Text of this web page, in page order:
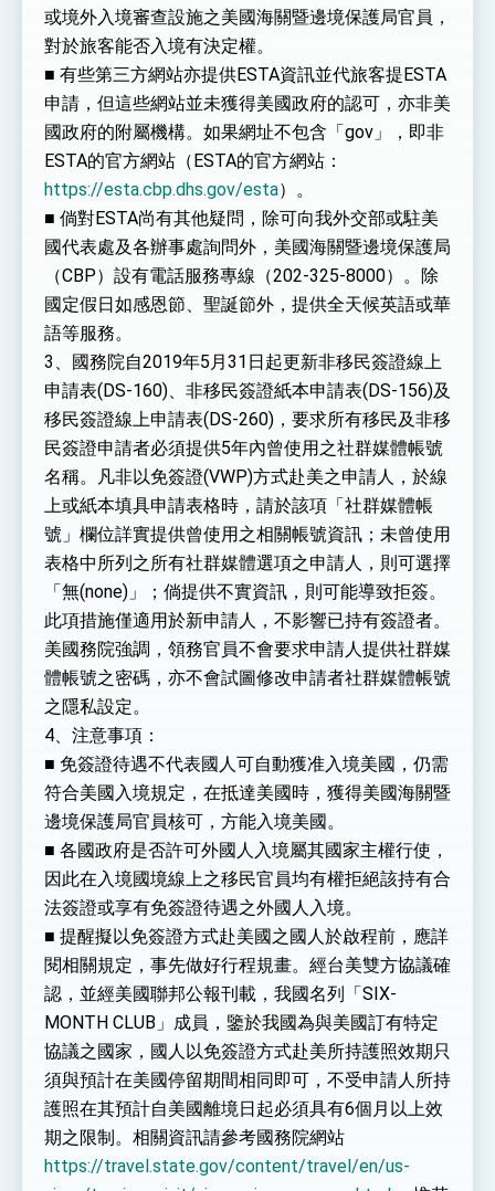
或境外入境審查設施之美國海關暨邊境保護局官員，
對於旅客能否入境有決定權。
■ 有些第三方網站亦提供ESTA資訊並代旅客提ESTA
申請，但這些網站並未獲得美國政府的認可，亦非美
國政府的附屬機構。如果網址不包含「gov」，即非
ESTA的官方網站（ESTA的官方網站：
https://esta.cbp.dhs.gov/esta）。
■ 倘對ESTA尚有其他疑問，除可向我外交部或駐美
國代表處及各辦事處詢問外，美國海關暨邊境保護局
（CBP）設有電話服務專線（202-325-8000）。除
國定假日如感恩節、聖誕節外，提供全天候英語或華
語等服務。
3、國務院自2019年5月31日起更新非移民簽證線上
申請表(DS-160)、非移民簽證紙本申請表(DS-156)及
移民簽證線上申請表(DS-260)，要求所有移民及非移
民簽證申請者必須提供5年內曾使用之社群媒體帳號
名稱。凡非以免簽證(VWP)方式赴美之申請人，於線
上或紙本填具申請表格時，請於該項「社群媒體帳
號」欄位詳實提供曾使用之相關帳號資訊；未曾使用
表格中所列之所有社群媒體選項之申請人，則可選擇
「無(none)」；倘提供不實資訊，則可能導致拒簽。
此項措施僅適用於新申請人，不影響已持有簽證者。
美國務院強調，領務官員不會要求申請人提供社群媒
體帳號之密碼，亦不會試圖修改申請者社群媒體帳號
之隱私設定。
4、注意事項：
■ 免簽證待遇不代表國人可自動獲准入境美國，仍需
符合美國入境規定，在抵達美國時，獲得美國海關暨
邊境保護局官員核可，方能入境美國。
■ 各國政府是否許可外國人入境屬其國家主權行使，
因此在入境國境線上之移民官員均有權拒絕該持有合
法簽證或享有免簽證待遇之外國人入境。
■ 提醒擬以免簽證方式赴美國之國人於啟程前，應詳
閱相關規定，事先做好行程規畫。經台美雙方協議確
認，並經美國聯邦公報刊載，我國名列「SIX-
MONTH CLUB」成員，鑒於我國為與美國訂有特定
協議之國家，國人以免簽證方式赴美所持護照效期只
須與預計在美國停留期間相同即可，不受申請人所持
護照在其預計自美國離境日起必須具有6個月以上效
期之限制。相關資訊請參考國務院網站
https://travel.state.gov/content/travel/en/us-